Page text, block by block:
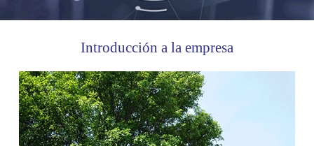
Introducción a la empresa